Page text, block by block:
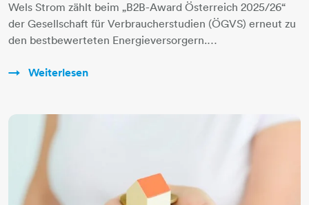
Wels Strom zählt beim „B2B-Award Österreich 2025/26“
der Gesellschaft für Verbraucherstudien (ÖGVS) erneut zu
den bestbewerteten Energieversorgern.…
Weiterlesen